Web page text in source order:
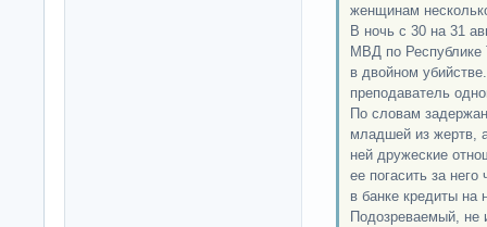
женщинам
В ночь с 30 на 31
МВД по Республике
в двойном
преподаватель
По словам
младшей из жертв,
ней дружеские
ее погасить за
в банке кредиты на
Подозреваемый, не